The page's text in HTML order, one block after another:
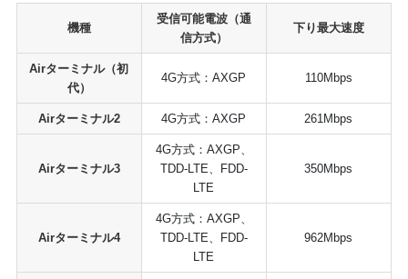
機種
受信可能電波（通
信方式）
下り最大速度
Airターミナル（初
代）
4G方式：AXGP 110Mbps
Airターミナル2 4G方式：AXGP 261Mbps
Airターミナル3
4G方式：AXGP、
TDD-LTE、FDD-
LTE
350Mbps
Airターミナル4
4G方式：AXGP、
TDD-LTE、FDD-
LTE
962Mbps